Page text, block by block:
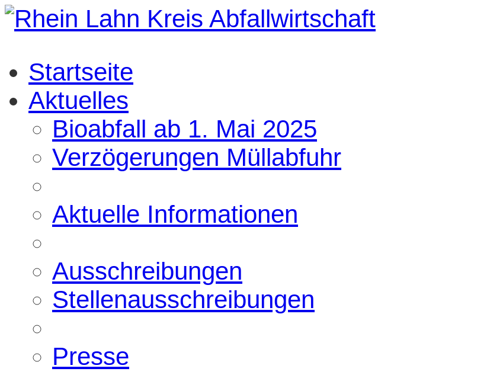
Startseite
Aktuelles
Bioabfall ab 1. Mai 2025
Verzögerungen Müllabfuhr
Aktuelle Informationen
Ausschreibungen
Stellenausschreibungen
Presse